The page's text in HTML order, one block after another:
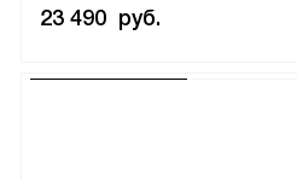
23 490 руб.